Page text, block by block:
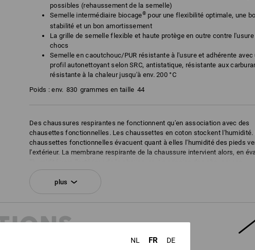
possibles (rehaussement de la semelle)
Semelle intermédiaire biocage® pour une flexibilité optimale, une
stabilité et un bon amortissement
La grille de semelle flexible et haute protège en outre contre
chocs
Semelle en caoutchouc/PUR résistante à l'usure et adhérente avec
profil autonettoyant selon SRC, antistatique, résistante aux
résistante à la chaleur jusqu'à env. 200 °C
Poids : env. 830 grammes en taille 44
Des chaussures respirantes ne fonctionnent qu'en association avec des
chausettes fonctionnelles. Les chaussettes en coton stockent l'humidité.
chaussettes fonctionnelles évacuent quant à elles l'humidité des pieds
l'extérieur. La membrane respirante de la chaussure intervient alors, en
respirantes ne fonctionne donc qu'avec des chaussettes respirantes. La
transpiration ne peut être évacuée efficacement vers l'extérieur qu'en
des chaussettes fonctionnelles et des chaussures respirantes. C'est ainsi
fonctionne le principe de la respirabilité.
Cliquez sur le bouton "Fiche technique" pour obtenir plus d'informations.
plus
NL FR DE